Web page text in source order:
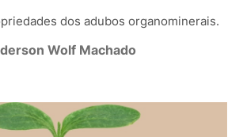
dos adubos organominerais.
Wolf Machado